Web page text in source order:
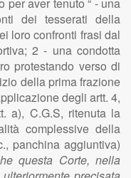
dei tesserati della
loro confronti frasi dal
2 - una condotta
protestando verso di
della prima frazione
degli artt. 4,
a), C.G.S, ritenuta la
complessive della
panchina aggiuntiva)
questa Corte, nella